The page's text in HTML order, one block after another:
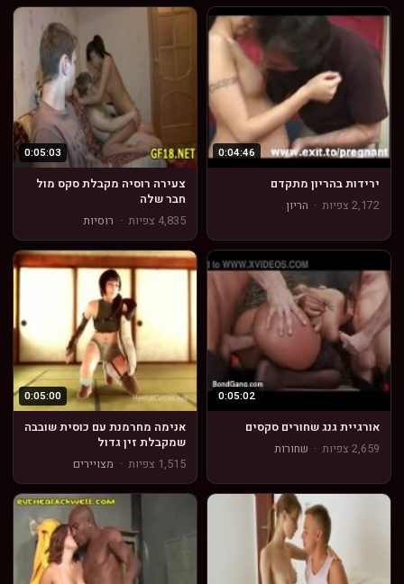
0:04:46
ירידות בהריון מתקדם
2,172 צפיות
· הריון
0:05:03
צעירה רוסיה מקבלת סקס מול
חבר שלה
4,835 צפיות
· רוסיות
0:05:02
אורגיית גנג שחורים סקסים
2,659 צפיות
· שחורות
0:05:00
אנימה מחרמנת עם כוסית שובבה
שמקבלת זין גדול
1,515 צפיות
· מצויירים